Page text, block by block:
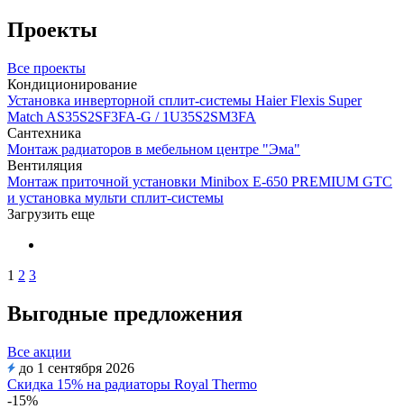
Проекты
Все проекты
Кондиционирование
Установка инверторной сплит-системы Haier Flexis Super
Match AS35S2SF3FA-G / 1U35S2SM3FA
Сантехника
Монтаж радиаторов в мебельном центре "Эма"
Вентиляция
Монтаж приточной установки Minibox E-650 PREMIUM GTC
и установка мульти сплит-системы
Загрузить еще
1 2 3
Выгодные предложения
Все акции
до 1 сентября 2026
Скидка 15% на радиаторы Royal Thermo
-15%